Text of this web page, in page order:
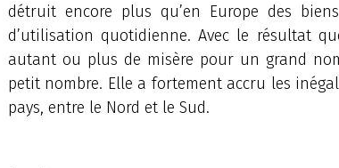
détruit encore plus qu’en Europe des
d’utilisation quotidienne. Avec le résultat
autant ou plus de misère pour un grand
petit nombre. Elle a fortement accru les
pays, entre le Nord et le Sud.